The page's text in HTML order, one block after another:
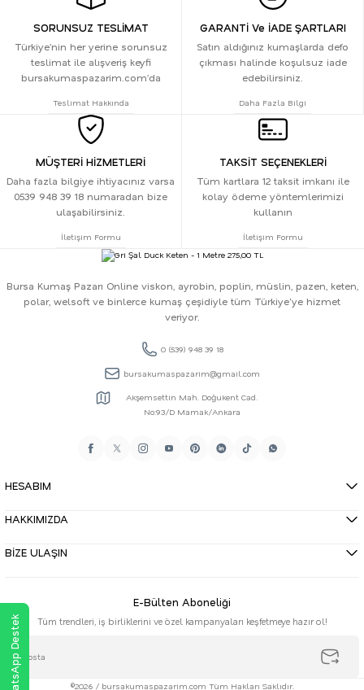
SORUNSUZ TESLİMAT
Türkiye’nin her yerine sorunsuz
teslimat ile alışveriş keyfi
bursakumaspazarim.com’da
Teslimat Hakkında
GARANTİ Ve İADE ŞARTLARI
Satın aldığınız kumaşlarda defo
çıkması halinde koşulsuz iade
edebilirsiniz.
Daha Fazla Bilgi
MÜŞTERİ HİZMETLERİ
Daha fazla bilgiye ihtiyacınız varsa
0539 948 39 18 numaradan bize
ulaşabilirsiniz.
İletişim Formu
TAKSİT SEÇENEKLERİ
Tüm kartlara 12 taksit imkanı ile
kolay ödeme yöntemlerimizi
kullanın
İletişim Formu
Bursa Kumaş Pazarı Online viskon, ayrobin, poplin, müslin, pazen, keten,
polar, welsoft ve binlerce kumaş çeşidiyle tüm Türkiye'ye hizmet
veriyor.
0 (539) 948 39 18
bursakumaspazarim@gmail.com
Akşemsettin Mah. Doğukent Cad.
No:93/D Mamak/Ankara
HESABIM
HAKKIMIZDA
BİZE ULAŞIN
E-Bülten Aboneliği
Tüm trendleri, iş birliklerini ve özel kampanyaları keşfetmeye hazır ol!
©2026 / bursakumaspazarim.com Tüm Hakları Saklıdır.
WhatsApp Destek